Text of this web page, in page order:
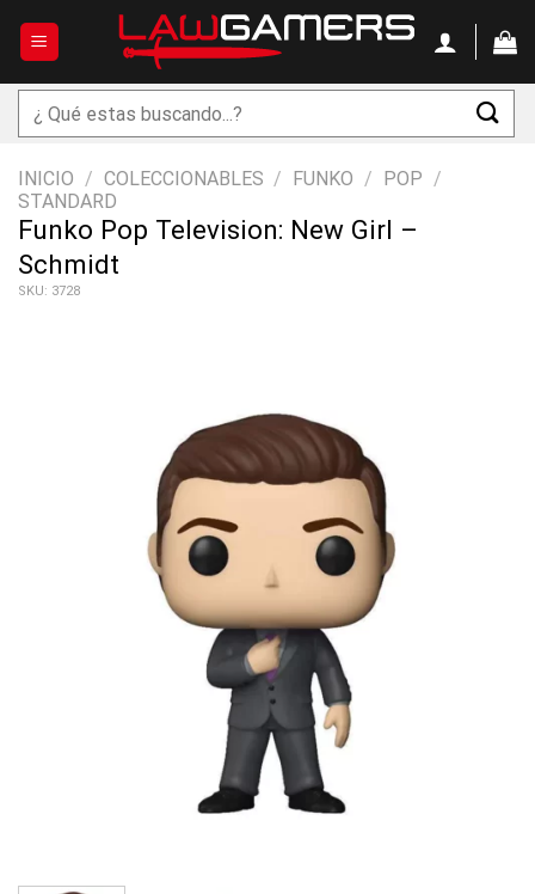
Buscar
por:
INICIO / COLECCIONABLES / FUNKO / POP /
STANDARD
Funko Pop Television: New Girl –
Schmidt
SKU: 3728